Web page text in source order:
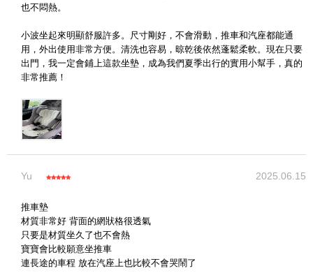
(圖片格式限jpg、jpeg)
圖片上傳 圖片上傳 圖片上傳 圖片上傳
也不悶熱。
小波坐起來明顯舒服許多。尺寸剛好，不會滑動，推車和汽座都能通
用，外出使用非常方便。清洗也容易，晾乾後依然蓬鬆柔軟。現在只要
出門，我一定會鋪上這款坐墊，成為我們夏季出行的實用小幫手，真的
非常推薦！
Yu 2025.06.15
推車墊
材質非常好 背面的網狀格很透氣
只要是材質坐久了也不會熱
寶寶會比較願意坐推車
連長途的車程 放在汽座上也比較不會哭鬧了